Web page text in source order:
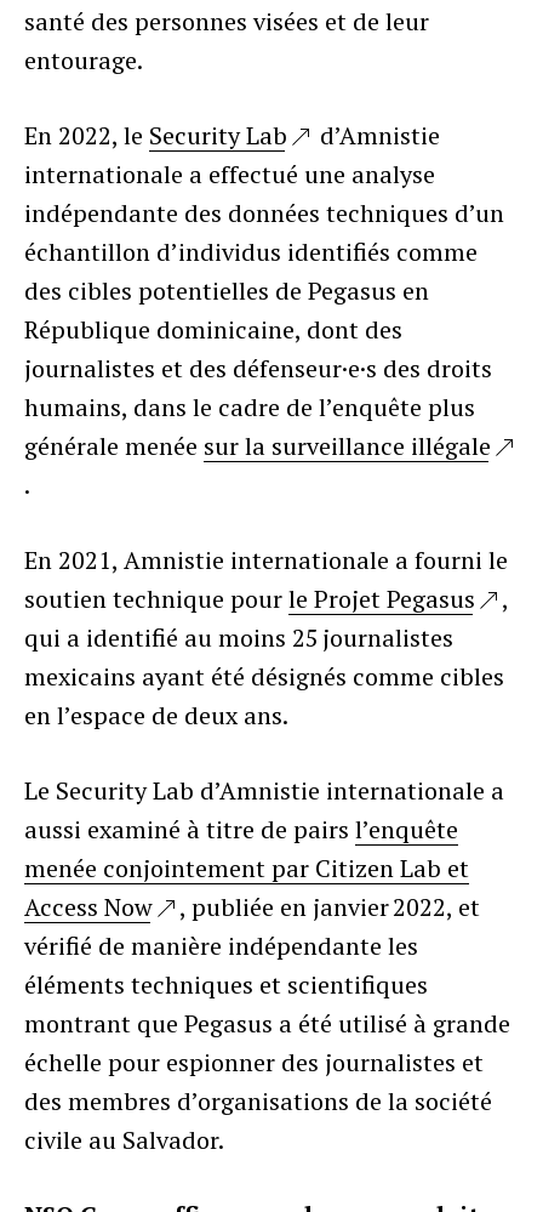
santé des personnes visées et de leur
entourage.
En 2022, le Security Lab
d’Amnistie
internationale a effectué une analyse
indépendante des données techniques d’un
échantillon d’individus identifiés comme
des cibles potentielles de Pegasus en
République dominicaine, dont des
journalistes et des défenseur·e·s des droits
humains, dans le cadre de l’enquête plus
générale menée sur la surveillance illégale
.
En 2021, Amnistie internationale a fourni le
soutien technique pourle Projet Pegasus
,
qui a identifié au moins 25 journalistes
mexicains ayant été désignés comme cibles
en l’espace de deux ans.
Le Security Lab d’Amnistie internationale a
aussi examiné à titre de pairs l’enquête
menée conjointement par Citizen Lab et
Access Now
, publiée en janvier 2022, et
vérifié de manière indépendante les
éléments techniques et scientifiques
montrant que Pegasus a été utilisé à grande
échelle pour espionner des journalistes et
des membres d’organisations de la société
civile au Salvador.